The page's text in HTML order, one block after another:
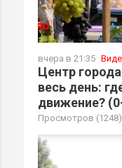
вчера в 21:35
Центр
весь день:
движение?
Просмотров (1248)